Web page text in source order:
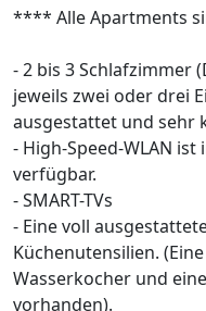
**** Alle Apartments
- 2 bis 3 Schlafzimmer
jeweils zwei oder drei
ausgestattet und sehr
- High-Speed-WLAN
verfügbar.
- SMART-TVs
- Eine voll
Küchenutensilien.
Wasserkocher und
vorhanden).